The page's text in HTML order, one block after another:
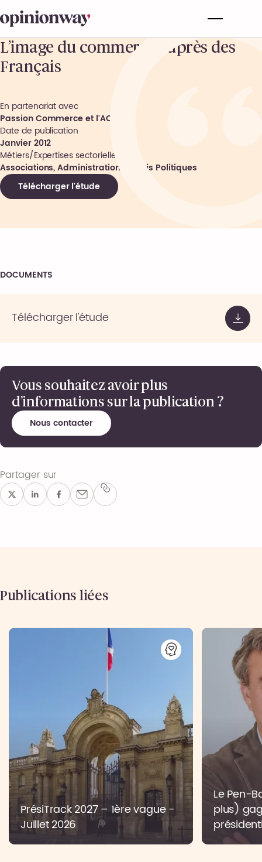
L’image du commerce auprès des
Français
En partenariat avec
Passion Commerce et l'ACFCI
Date de publication
Janvier 2012
Métiers/Expertises sectorielles
Associations, Administrations, Partis Politiques
Télécharger l'étude
DOCUMENTS
Télécharger l'étude
Vous souhaitez avoir plus
d’informations sur la publication ?
Nous contacter
Partager sur
Publications liées
PrésiTrack 2027 – 1ère vague -
Juillet 2026
Le Pen-
plus)